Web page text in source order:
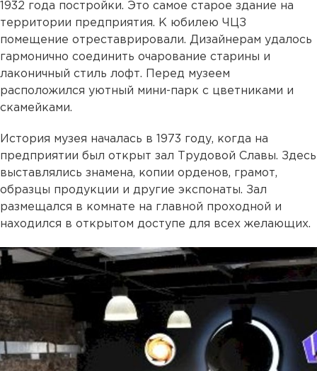
1932 года постройки. Это самое старое здание на
территории предприятия. К юбилею ЧЦЗ
помещение отреставрировали. Дизайнерам удалось
гармонично соединить очарование старины и
лаконичный стиль лофт. Перед музеем
расположился уютный мини-парк с цветниками и
скамейками.
История музея началась в 1973 году, когда на
предприятии был открыт зал Трудовой Славы. Здесь
выставлялись знамена, копии орденов, грамот,
образцы продукции и другие экспонаты. Зал
размещался в комнате на главной проходной и
находился в открытом доступе для всех желающих.